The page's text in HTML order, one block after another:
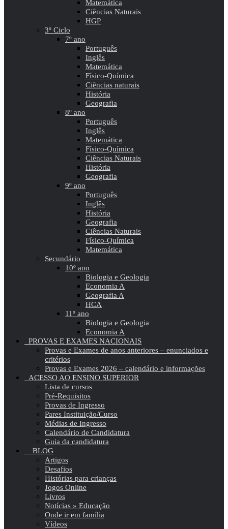
Matemática
Ciências Naturais
HGP
3º Ciclo
7º ano
Português
Inglês
Matemática
Físico-Química
Ciências naturais
História
Geografia
8º ano
Português
Inglês
Matemática
Físico-Química
Ciências Naturais
História
Geografia
9º ano
Português
Inglês
História
Geografia
Ciências Naturais
Físico-Química
Matemática
Secundário
10º ano
Biologia e Geologia
Economia A
Geografia A
HCA
11º ano
Biologia e Geologia
Economia A
PROVAS E EXAMES NACIONAIS
Provas e Exames de anos anteriores – enunciados e
critérios
Provas e Exames 2026 – calendário e informações
ACESSO AO ENSINO SUPERIOR
Lista de cursos
Pré-Requisitos
Provas de Ingresso
Pares Instituição/Curso
Médias de Ingresso
Calendário de Candidatura
Guia da candidatura
BLOG
Artigos
Desafios
Histórias para crianças
Jogos Online
Livros
Notícias » Educação
Onde ir em família
Vídeos